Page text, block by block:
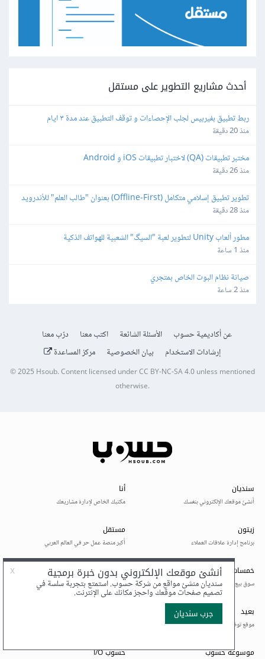
أحدث مشاريع التطوير على مستقل
ربط تطبيق بفيربيس لجلب الإحصاءات و توقف التطبيق عند مدة ٣ ايام
منذ 20 دقيقة
مختبر تطبيقات (QA) لاختبار تطبيقات iOS و Android
منذ 26 دقيقة
و iOS
منذ 28 دقيقة
مطور ألعاب Unity لتطوير لعبة "السيگ" الشعبية للهواتف الذكية
منذ 1 ساعة
صيانة نظام البوت الخاص بمتجري
منذ 2 ساعة
عن أكاديمية حسوب الأسئلة الشائعة اكتب معنا
درّب معنا
إرشادات الاستخدام
بيان الخصوصية مركز المساعدة
© 2025 Hsoub.Content licensed underCC BY-NC-SA 4.0unless mentioned
otherwise.